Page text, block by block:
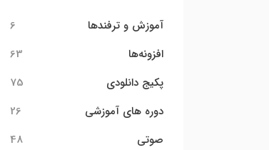
آموزش و ترفندها
6
افزونه‌ها
63
پکیج دانلودی
75
دوره های آموزشی
26
صوتی
48